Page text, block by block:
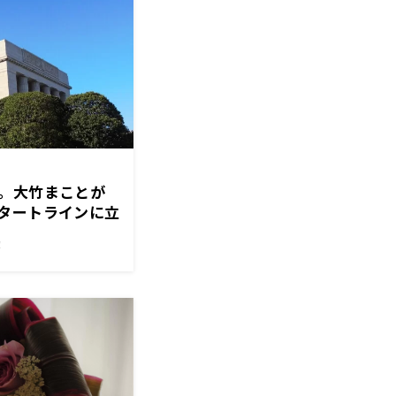
大竹まことが
ートラインに立